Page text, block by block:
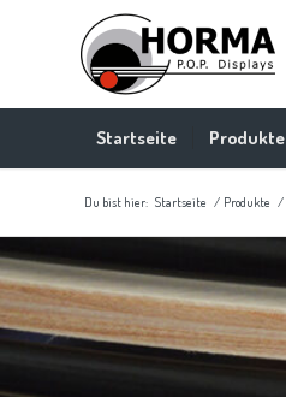
Startseite Produkte
Du bist hier: Startseite / Produkte /